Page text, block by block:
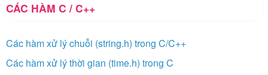
CÁC HÀM C / C++
Các hàm xử lý chuỗi (string.h) trong C/C++
Các hàm xử lý thời gian (time.h) trong C